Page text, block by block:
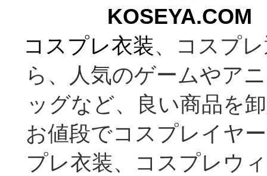
コスプレ衣装、コスプ
ら、人気のゲームやア
ッグなど、良い商品を
お値段でコスプレイヤ
プレ衣装、コスプレウ